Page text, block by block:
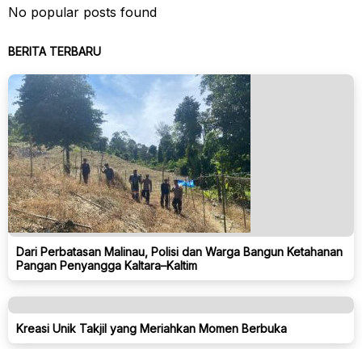
No popular posts found
BERITA TERBARU
Dari Perbatasan Malinau, Polisi dan Warga Bangun Ketahanan
Pangan Penyangga Kaltara–Kaltim
Kreasi Unik Takjil yang Meriahkan Momen Berbuka